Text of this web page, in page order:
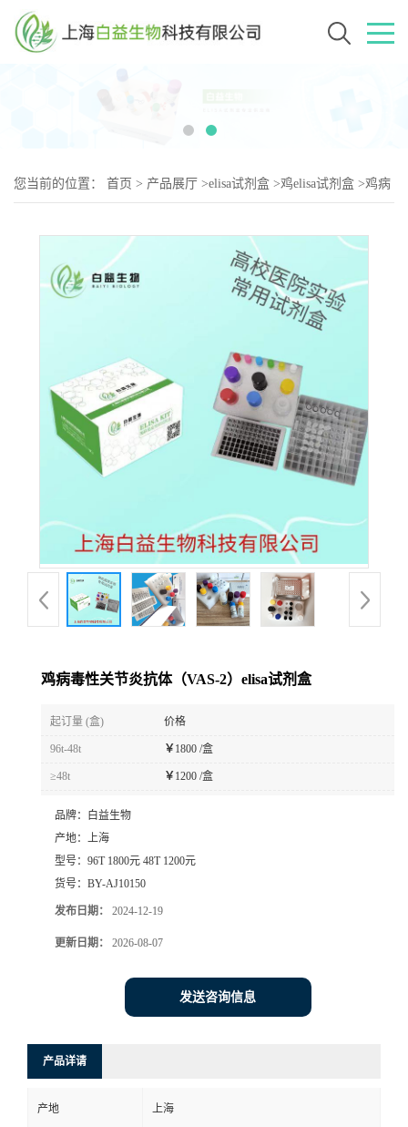
您当前的位置： 首页 > 产品展厅 >elisa试剂盒 >鸡elisa试剂盒 >鸡病
鸡病毒性关节炎抗体（VAS-2）elisa试剂盒
起订量 (盒) 价格
96t-48t ￥ 1800 /盒
≥48t ￥ 1200 /盒
品牌：
白益生物
产地： 上海
型号： 96T 1800元 48T 1200元
货号： BY-AJ10150
发布日期： 2024-12-19
更新日期： 2026-08-07
发送咨询信息
产品详请
产地 上海